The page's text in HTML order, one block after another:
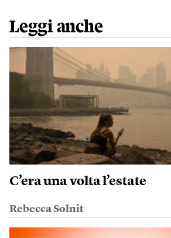
Leggi anche
C’era una volta l’estate
Rebecca Solnit